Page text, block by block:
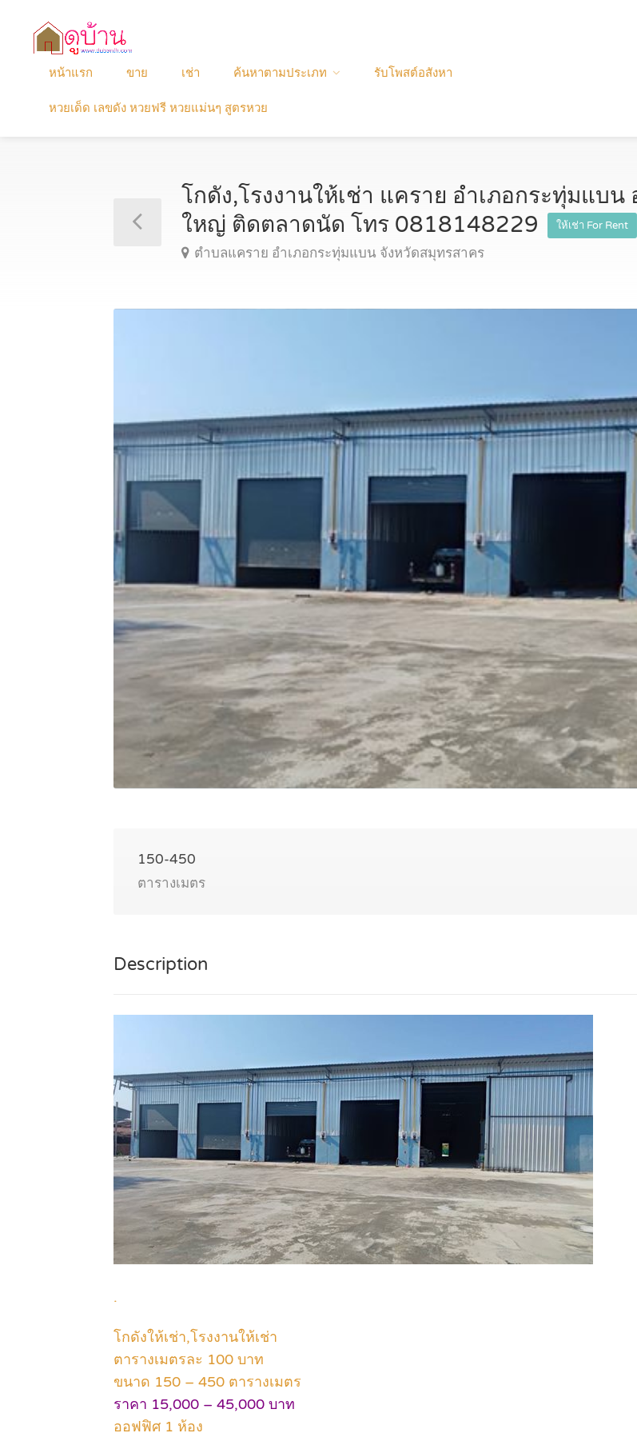
หน้าแรก ขาย เช่า ค้นหาตามประเภท รับโพสต์อสังหา
หวยเด็ด เลขดัง หวยฟรี หวยแม่นๆ สูตรหวย
โกดัง,โรงงานให้เช่า แคราย อำเภอกระทุ่มแบ
ใหญ่ ติดตลาดนัด โทร 0818148229
ให้เช่า For Rent
ตำบลแคราย อำเภอกระทุ่มแบน จังหวัดสมุทรสาคร
150-450
ตารางเมตร
Description
.
โกดังให้เช่า,โรงงานให้เช่า
ตารางเมตรละ 100 บาท
ขนาด 150 – 450 ตารางเมตร
ราคา 15,000 – 45,000 บาท
ออฟฟิศ 1 ห้อง